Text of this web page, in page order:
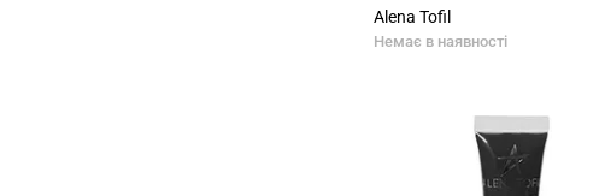
Alena Tofil
Немає в наявності